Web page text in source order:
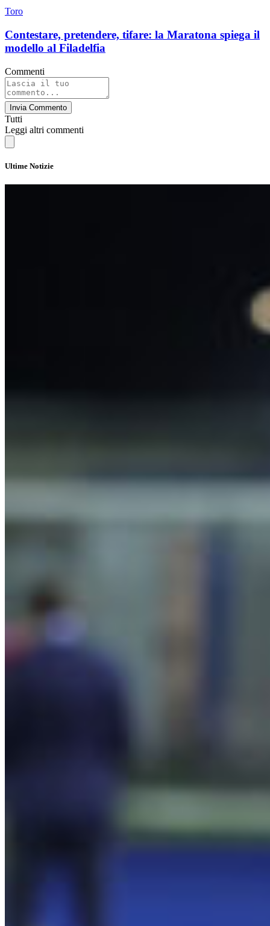
Toro
Contestare, pretendere, tifare: la Maratona spiega il
modello al Filadelfia
Commenti
Invia Commento
Tutti
Leggi altri commenti
Ultime Notizie